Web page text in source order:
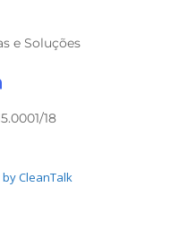
e Soluções
18
CleanTalk